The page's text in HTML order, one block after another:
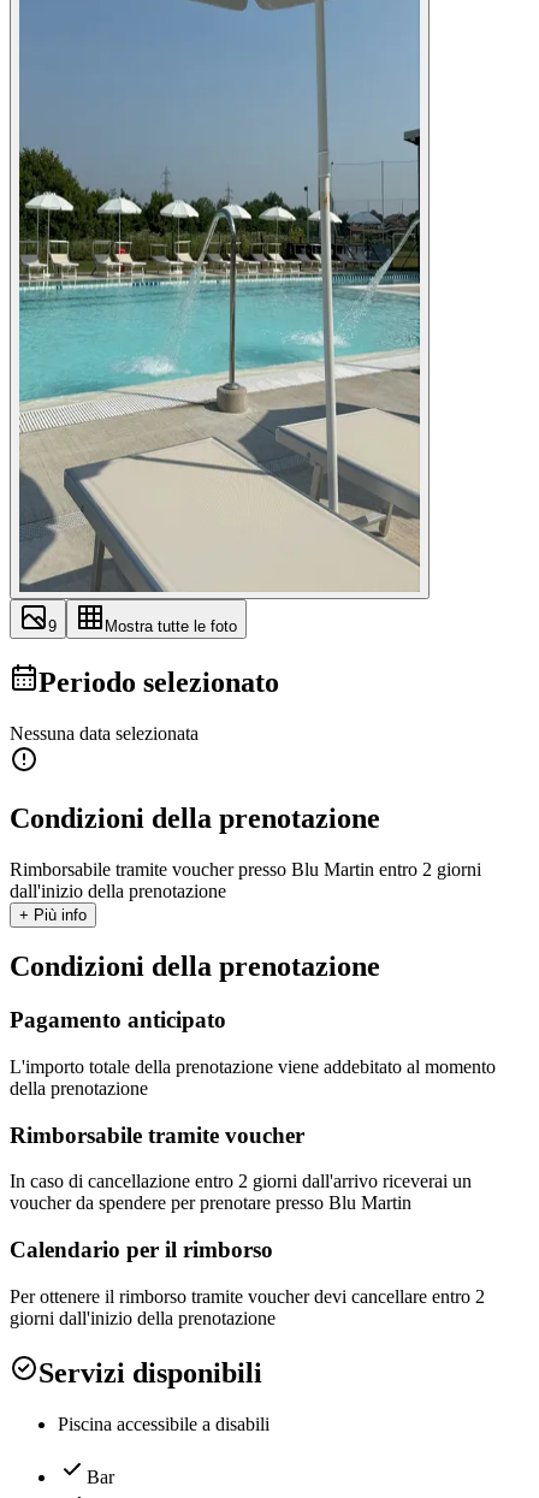
9 Mostra tutte le foto
Periodo selezionato
Nessuna data selezionata
Condizioni della prenotazione
Rimborsabile tramite voucher presso Blu Martin entro 2 giorni
dall'inizio della prenotazione
+ Più info
Condizioni della prenotazione
Pagamento anticipato
L'importo totale della prenotazione viene addebitato al momento
della prenotazione
Rimborsabile tramite voucher
In caso di cancellazione entro 2 giorni dall'arrivo riceverai un
voucher da spendere per prenotare presso Blu Martin
Calendario per il rimborso
Per ottenere il rimborso tramite voucher devi cancellare entro 2
giorni dall'inizio della prenotazione
Servizi disponibili
Piscina accessibile a disabili
Bar